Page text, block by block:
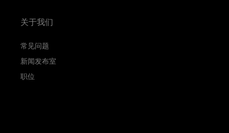
关于我们
常见问题
新闻发布室
职位